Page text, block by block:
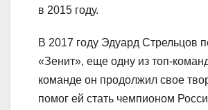
в 2015 году.
В 2017 году Эдуард Стрельцов
«Зенит», еще одну из топ-
команде он продолжил свое
помог ей стать чемпионом